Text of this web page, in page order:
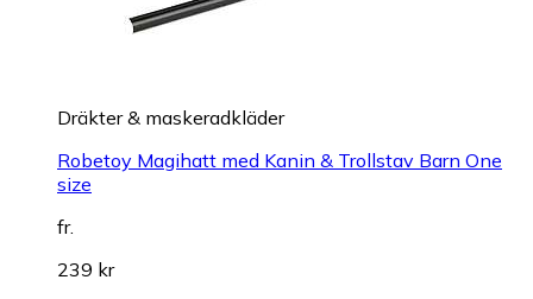
Dräkter & maskeradkläder
Robetoy Magihatt med Kanin & Trollstav Barn One
size
fr.
239 kr